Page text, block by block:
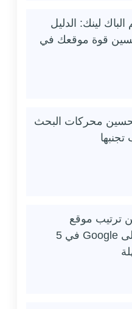
لينك: الدليل
قوة موقعك في
تحسين محركات البحث
ترتيب موقع
إلكتروني على Google في 5